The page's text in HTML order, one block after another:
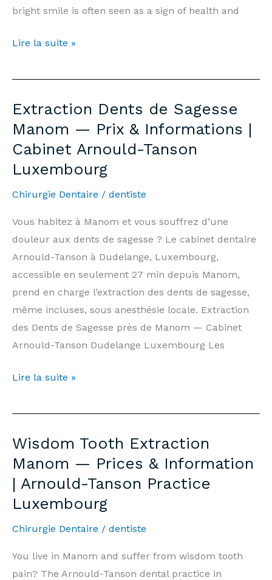
bright smile is often seen as a sign of health and
Teeth
Manom
Price
€500
&
Information
Arnould-
Tanson
Practice
Luxembourg
Lire la suite »
Extraction Dents de Sagesse
Manom — Prix & Informations |
Cabinet Arnould-Tanson
Luxembourg
Chirurgie Dentaire / dentiste
Vous habitez à Manom et vous souffrez d’une
douleur aux dents de sagesse ? Le cabinet dentaire
Arnould-Tanson à Dudelange, Luxembourg,
accessible en seulement 27 min depuis Manom,
prend en charge l’extraction des dents de sagesse,
même incluses, sous anesthésie locale. Extraction
des Dents de Sagesse près de Manom — Cabinet
Arnould-Tanson Dudelange Luxembourg Les
Extraction
de
Manom
—
Prix
&
Cabinet
Arnould-
Lire la suite »
Wisdom Tooth Extraction
Manom — Prices & Information
| Arnould-Tanson Practice
Luxembourg
Chirurgie Dentaire / dentiste
You live in Manom and suffer from wisdom tooth
pain? The Arnould-Tanson dental practice in